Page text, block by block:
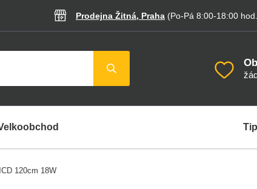
Prodejna Žitná, Praha (Po-Pá 8:00-18:00 hod.
120cm 18W